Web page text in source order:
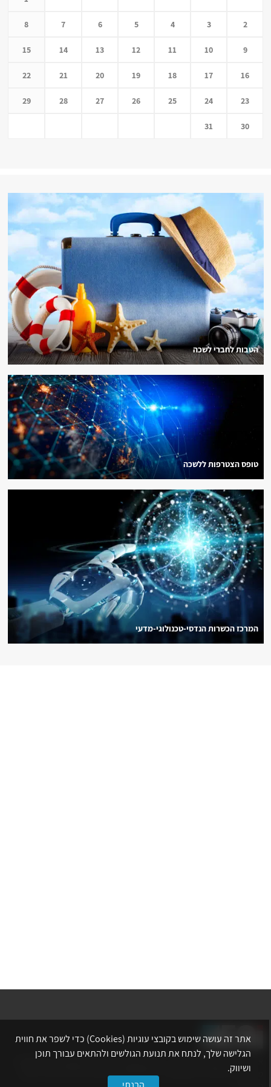
2
3
4
5
6
7
8
9
10
11
12
13
14
15
16
17
18
19
20
21
22
23
24
25
26
27
28
29
30
31
הטבות לחברי לשכה
טופס הצטרפות ללשכה
המרכז הכשרות הנדסי-טכנולוגי-מדעי
אתר לשכת המהנדסים, האדריכלים והאקדמאים בעלי המקצועות הטכנולוגיים
מרכז את הפעילויות המקצועיות, ההשתלמויות, ההטבות ואירועי הפנאי לאנשי
אתר זה עושה שימוש בקובצי עוגיות (Cookies) כדי לשפר את חווית
הגלישה שלך, לנתח את תנועת הגולשים ולהתאים עבורך תוכן
ושיווק.